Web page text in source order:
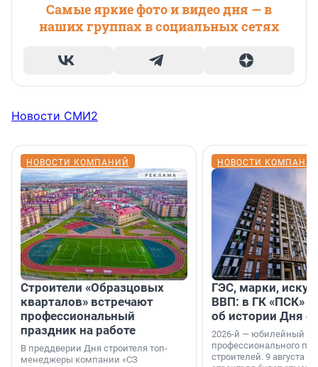
Самые яркие фото и видео дня — в
наших группах в социальных сетях
Новости СМИ2
НОВОСТИ КОМПАНИЙ
Строители «Образцовых
кварталов» встречают
профессиональный
праздник на работе
В преддверии Дня строителя топ-
менеджеры компании «СЗ
НОВОСТИ
ГЭС, марки,
ВВП: в ГК «ПСК»
об истории Дня
2026-й — юбилейный
профессионального
строителей. 9 августа